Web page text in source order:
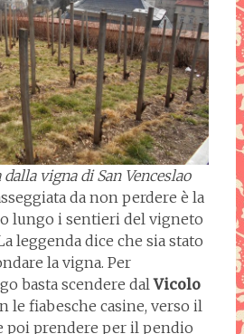
vigna di San Venceslao
da non perdere è la
lungo i sentieri del vigneto
leggenda dice che sia stato
la vigna. Per
basta scendere dalVicolo
le fiabesche casine, verso il
poi prendere per il pendio